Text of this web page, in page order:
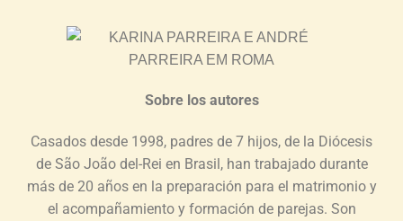
Sobre los autores
Casados desde 1998, padres de 7 hijos, de la Diócesis
de São João del-Rei en Brasil, han trabajado durante
más de 20 años en la preparación para el matrimonio y
el acompañamiento y formación de parejas. Son